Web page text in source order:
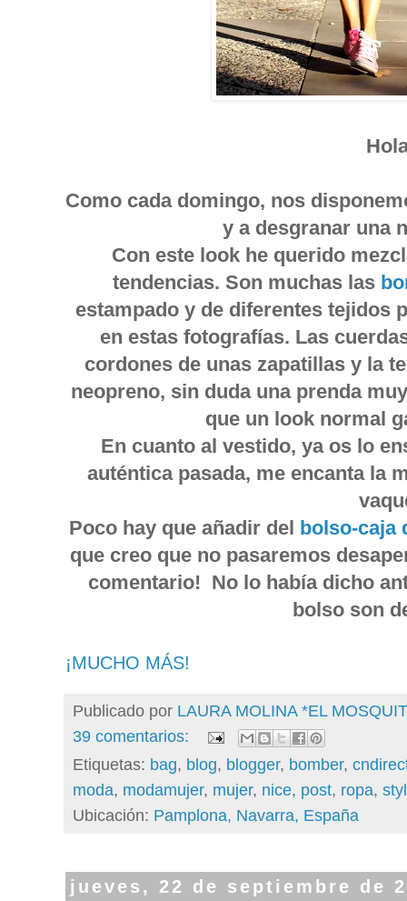
Como cada domingo, nos
y a desgranar una
Con este look he querido
tendencias. Son muchas las
estampado y de diferentes tejidos
en estas fotografías. Las
cordones de unas zapatillas y la
neopreno, sin duda una prenda
que un look normal
En cuanto al vestido, ya os lo
auténtica pasada, me encanta la
Poco hay que añadir del
bolso-caja
que creo que no pasaremos
comentario! No lo había dicho
bolso son
¡MUCHO MÁS!
Publicado por LAURA MOLINA *EL
39 comentarios:
Etiquetas: bag, blog, blogger, bomber,
moda, modamujer, mujer, nice, post, ropa,
Ubicación: Pamplona, Navarra, España
jueves, 22 de septiembre de